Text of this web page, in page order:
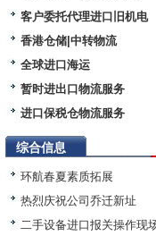
客户委托代理进口旧机电
香港仓储|中转物流
全球进口海运
暂时进出口物流服务
进口保税仓物流服务
综合信息
环航春夏素质拓展
热烈庆祝公司乔迁新址
二手设备进口报关操作现